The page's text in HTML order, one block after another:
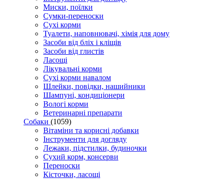
Миски, поїлки
Сумки-переноски
Сухі корми
Туалети, наповнювачі, хімія для дому
Засоби від бліх і кліщів
Засоби від глистів
Ласощі
Лікувальні корми
Сухі корми навалом
Шлейки, повідки, нашийники
Шампуні, кондиціонери
Вологі корми
Ветеринарні препарати
Собаки (1059)
Вітаміни та корисні добавки
Інструменти для догляду
Лежаки, підстилки, будиночки
Сухий корм, консерви
Переноски
Кісточки, ласощі